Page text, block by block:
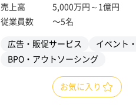
売上高
5,000万円～1億円
従業員数
〜5名
広告・販促サービス
イベント
BPO・アウトソーシング
お気に入り